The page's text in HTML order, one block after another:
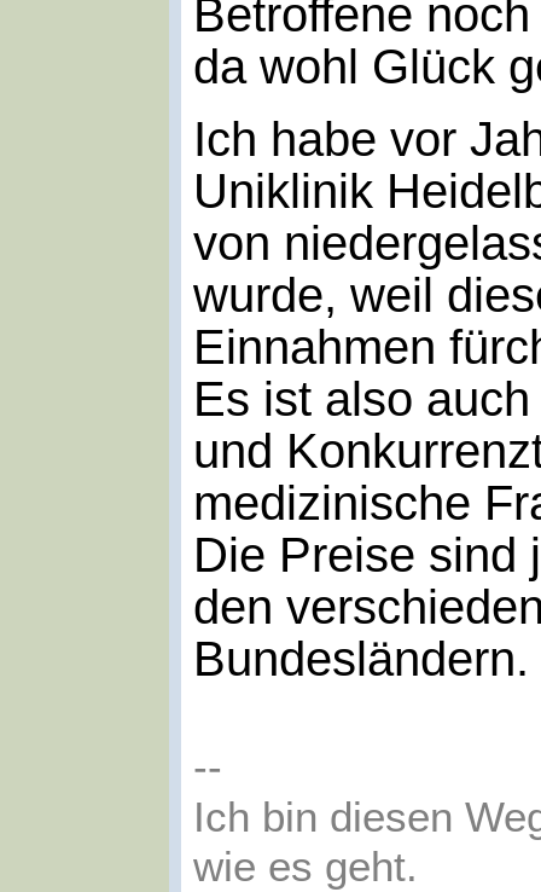
Betroffene
da wohl Glück
Ich habe vor
Uniklinik
von
wurde, weil
Einnahmen
Es ist also
und
medizinische
Die Preise sind
den
Bundesländern.
--
Ich bin diesen
wie es geht.